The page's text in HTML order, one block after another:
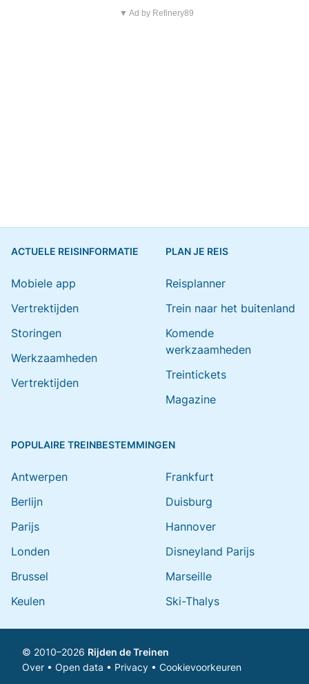
▼ Ad by Refinery89
ACTUELE REISINFORMATIE
Mobiele app
Vertrektijden
Storingen
Werkzaamheden
Vertrektijden
PLAN JE REIS
Reisplanner
Trein naar het buitenland
Komende
werkzaamheden
Treintickets
Magazine
POPULAIRE TREINBESTEMMINGEN
Antwerpen
Berlijn
Parijs
Londen
Brussel
Keulen
Frankfurt
Duisburg
Hannover
Disneyland Parijs
Marseille
Ski-Thalys
© 2010–2026 Rijden de Treinen
Over • Open data • Privacy • Cookievoorkeuren